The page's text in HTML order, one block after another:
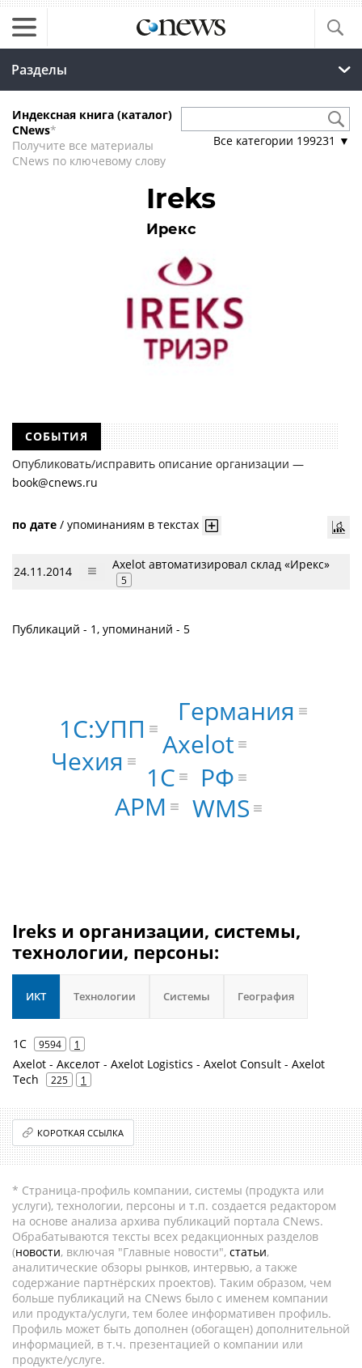
Разделы
Индексная книга (каталог)
CNews*
Получите все материалы
CNews по ключевому слову
Все категории 199231 ▼
Ireks
Ирекс
СОБЫТИЯ
Опубликовать/исправить описание организации —
book@cnews.ru
по дате / упоминаниям в текстах
24.11.2014 Axelot автоматизировал склад «Ирекс»
5
Публикаций - 1, упоминаний - 5
1С
Axelot
АРМ
WMS
1С:УПП
РФ
Германия
Чехия
Ireks и организации, системы,
технологии, персоны:
ИКТ Технологии Системы География
1С 9594 1
Axelot - Акселот - Axelot Logistics - Axelot Consult - Axelot
Tech
225 1
КОРОТКАЯ ССЫЛКА
* Страница-профиль компании, системы (продукта или
услуги), технологии, персоны и т.п. создается редактором
на основе анализа архива публикаций портала CNews.
Обрабатываются тексты всех редакционных разделов
(новости, включая "Главные новости", статьи,
аналитические обзоры рынков, интервью, а также
содержание партнёрских проектов). Таким образом, чем
больше публикаций на CNews было с именем компании
или продукта/услуги, тем более информативен профиль.
Профиль может быть дополнен (обогащен) дополнительной
информацией, в т.ч. презентацией о компании или
продукте/услуге.